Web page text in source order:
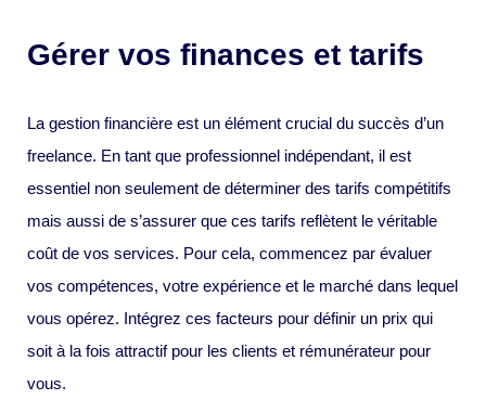
Gérer vos finances et tarifs
La gestion financière est un élément crucial du succès d’un
freelance. En tant que professionnel indépendant, il est
essentiel non seulement de déterminer des tarifs compétitifs
mais aussi de s’assurer que ces tarifs reflètent le véritable
coût de vos services. Pour cela, commencez par évaluer
vos compétences, votre expérience et le marché dans lequel
vous opérez. Intégrez ces facteurs pour définir un prix qui
soit à la fois attractif pour les clients et rémunérateur pour
vous.